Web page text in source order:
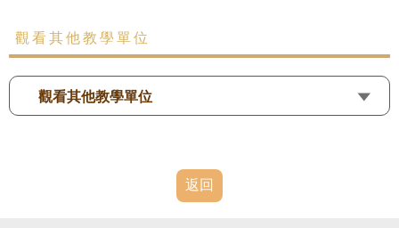
觀看其他教學單位
觀看其他教學單位
返回